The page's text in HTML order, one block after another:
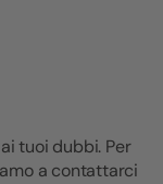
tuoi dubbi. Per
a contattarci